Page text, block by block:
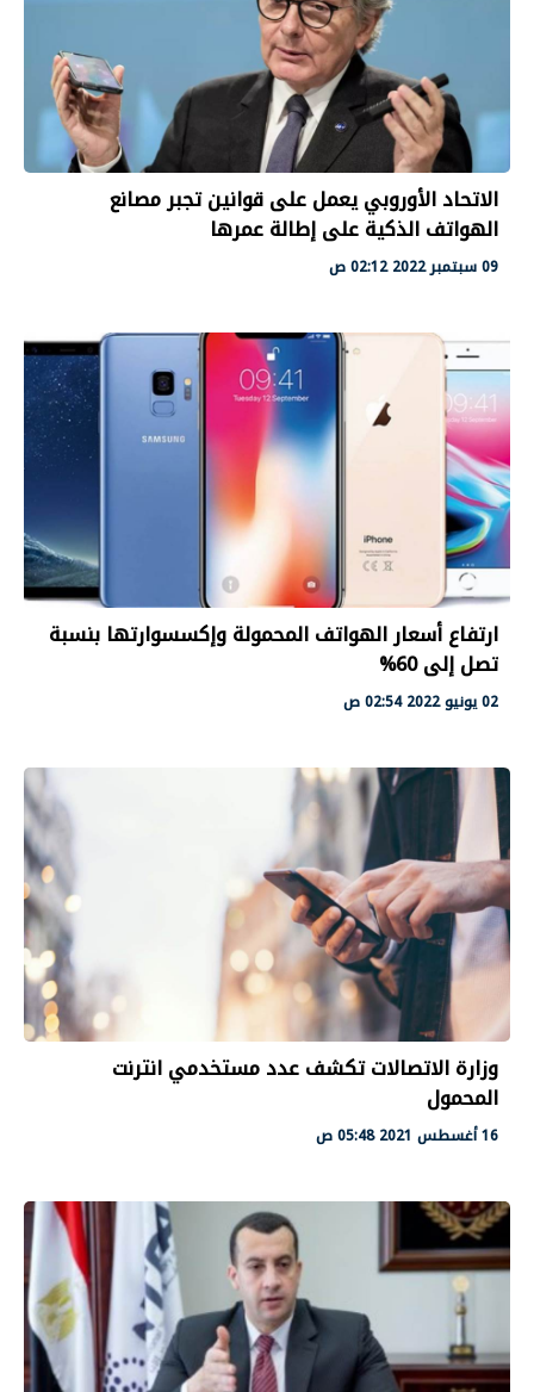
الاتحاد الأوروبي يعمل على قوانين تجبر مصانع
الهواتف الذكية على إطالة عمرها
09 سبتمبر 2022 02:12 ص
ارتفاع أسعار الهواتف المحمولة وإكسسوارتها بنسبة
تصل إلى 60%
02 يونيو 2022 02:54 ص
وزارة الاتصالات تكشف عدد مستخدمي انترنت
المحمول
16 أغسطس 2021 05:48 ص